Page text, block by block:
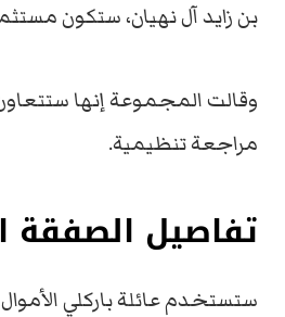
بن زايد آل نهيان، ستكون
وقالت المجموعة إنها
مراجعة تنظيمية.
تفاصيل الصفقة